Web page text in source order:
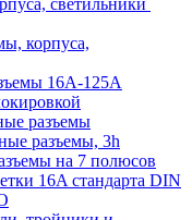
светильники
корпуса,
16А-125А
разъемы
разъемы, 3h
на 7 полюсов
16A стандарта DIN